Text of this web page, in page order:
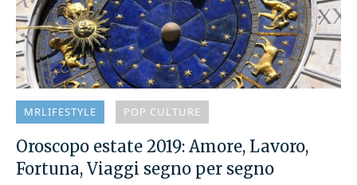
MRLIFESTYLE POP CULTURE
Oroscopo estate 2019: Amore, Lavoro,
Fortuna, Viaggi segno per segno